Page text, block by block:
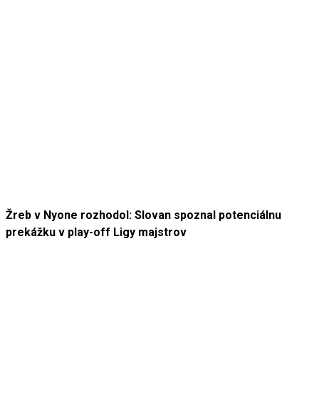
Žreb v Nyone rozhodol: Slovan spoznal potenciálnu
prekážku v play-off Ligy majstrov